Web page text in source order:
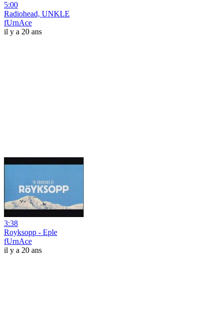
5:00
Radiohead, UNKLE
fUrnAce
il y a 20 ans
3:38
Royksopp - Eple
fUrnAce
il y a 20 ans